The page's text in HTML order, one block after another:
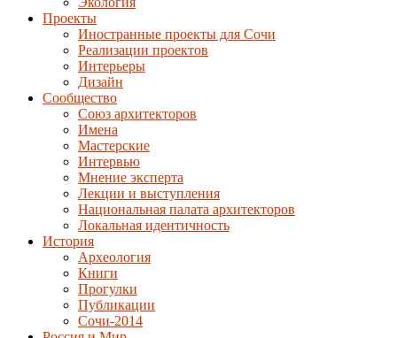
Проекты
Иностранные проекты для Сочи
Реализации проектов
Интерьеры
Дизайн
Сообщество
Союз архитекторов
Имена
Мастерские
Интервью
Мнение эксперта
Лекции и выступления
Национальная палата архитекторов
Локальная идентичность
История
Археология
Книги
Прогулки
Публикации
Сочи-2014